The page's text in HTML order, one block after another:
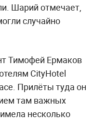
Шарий отмечает,
случайно
Тимофей Ермаков
CityHotel
Прилёты туда он
там важных
несколько